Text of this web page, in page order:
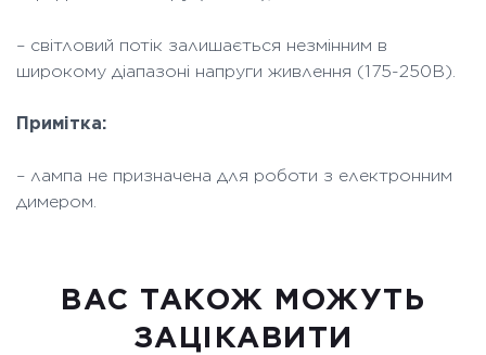
– світловий потік залишається незмінним в
широкому діапазоні напруги живлення (175-250В).
Примітка:
– лампа не призначена для роботи з електронним
димером.
ВАC ТАКОЖ МОЖУТЬ
ЗАЦІКАВИТИ